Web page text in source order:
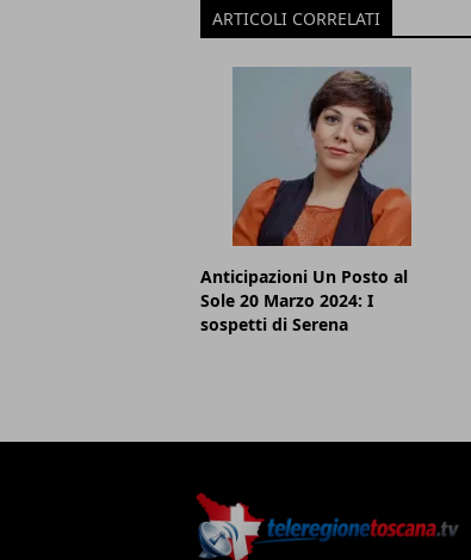
ARTICOLI CORRELATI
Anticipazioni Un Posto al
Sole 20 Marzo 2024: I
sospetti di Serena